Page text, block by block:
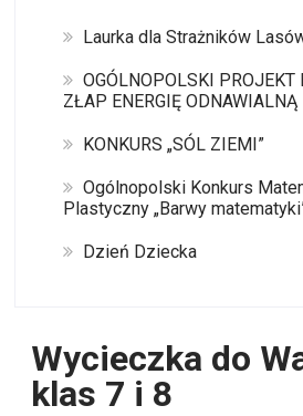
Laurka dla Strażników
OGÓLNOPOLSKI PROJEKT
ZŁAP ENERGIĘ ODNAWIALNĄ
KONKURS „SÓL ZIEMI”
Ogólnopolski Konkurs
Plastyczny „Barwy
Dzień Dziecka
Wycieczka do
klas 7 i 8